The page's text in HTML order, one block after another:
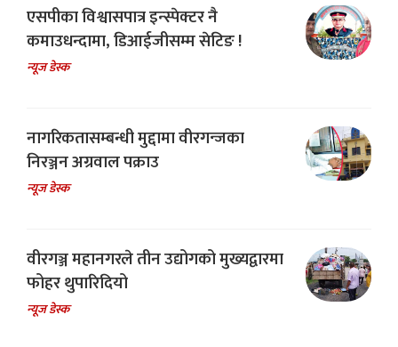
एसपीका विश्वासपात्र इन्स्पेक्टर नै
कमाउधन्दामा, डिआईजीसम्म सेटिङ !
न्यूज डेस्क
नागरिकतासम्बन्धी मुद्दामा वीरगन्जका
निरञ्जन अग्रवाल पक्राउ
न्यूज डेस्क
वीरगञ्ज महानगरले तीन उद्योगको मुख्यद्वारमा
फोहर थुपारिदियो
न्यूज डेस्क